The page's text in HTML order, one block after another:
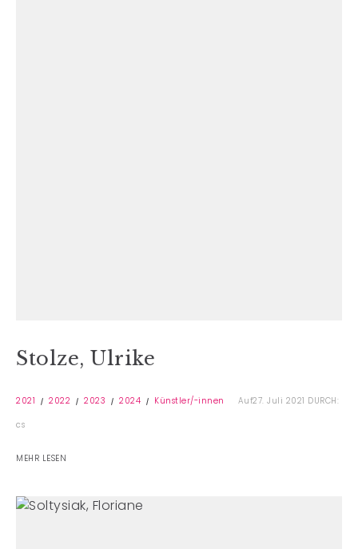
Stolze, Ulrike
2021 2022 2023 2024 Künstler/-innen Auf27. Juli 2021 DURCH:
cs
MEHR LESEN